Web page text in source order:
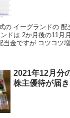
の イーグランドの
ドは 2か月後の11月
金ですが コツコツ
2021年12月分
株主優待が届